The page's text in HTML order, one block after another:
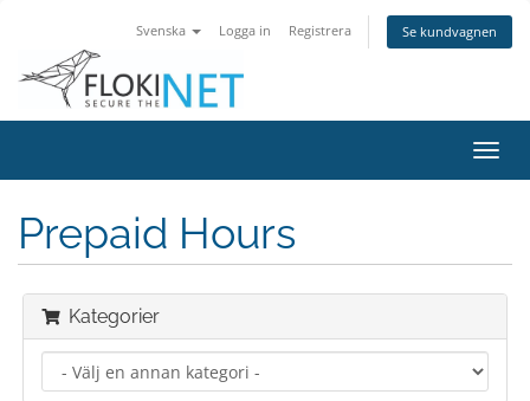
Svenska Logga in Registrera Se kundvagnen
Växla
Prepaid Hours
Kategorier